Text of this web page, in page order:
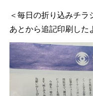
＜毎日の折り込みチ
あとから追記印刷した